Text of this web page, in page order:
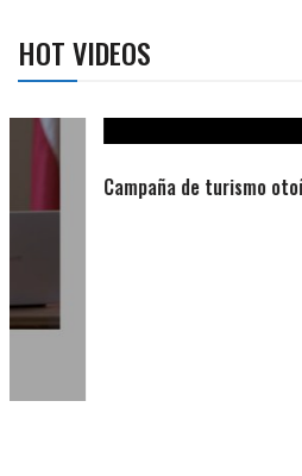
HOT VIDEOS
Campaña de turismo otoño-invierno